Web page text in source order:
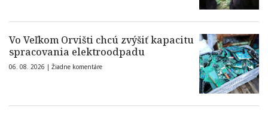
Vo Veľkom Orvišti chcú zvýšiť kapacitu
spracovania elektroodpadu
06. 08. 2026 | Žiadne komentáre